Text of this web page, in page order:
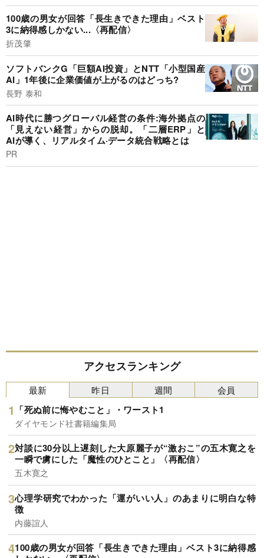
100歳の男女が回答「長生きできた理由」ベスト
3に納得感しかない...〈再配信〉
折茂肇
ソフトバンクG「巨額AI投資」とNTT「小型国産
AI」1年後に企業価値が上がるのはどっち?
長野 泰和
AI時代に勝つグローバル経営の条件:海外拠点の
「見えない経営」からの脱却。「二層ERP」と
AIが導く、リアルタイム·データ統合戦略とは
PR
アクセスランキング
最新
「死ぬ前に悔やむこと」・ワースト1
ダイヤモンド社書籍編集局
対談に30分以上遅刻した大原麗子が“激おこ”の五木寛之を
一瞬で虜にした「魔性のひとこと」〈再配信〉
五木寛之
心理学研究でわかった「運がいい人」のあまりに明白な特
徴
内藤誼人
100歳の男女が回答「長生きできた理由」ベスト3に納得感
昨日 週間 会員